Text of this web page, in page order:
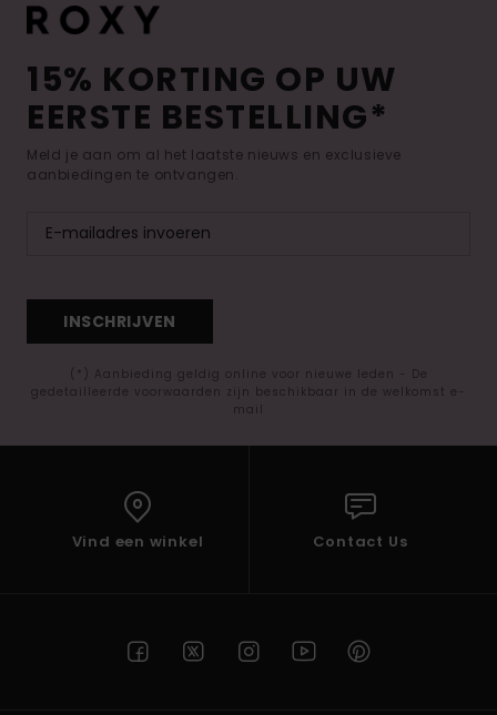
15% KORTING OP UW
EERSTE BESTELLING*
Meld je aan om al het laatste nieuws en exclusieve
aanbiedingen te ontvangen.
INSCHRIJVEN
(*) Aanbieding geldig online voor nieuwe leden - De
gedetailleerde voorwaarden zijn beschikbaar in de welkomst e-
mail
Vind een winkel Contact Us